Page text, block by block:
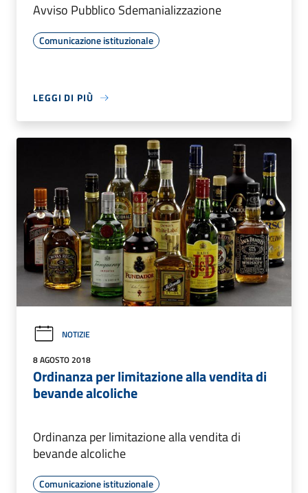
Avviso Pubblico Sdemanializzazione
Comunicazione istituzionale
LEGGI DI PIÙ
NOTIZIE
8 AGOSTO 2018
Ordinanza per limitazione alla vendita di
bevande alcoliche
Ordinanza per limitazione alla vendita di
bevande alcoliche
Comunicazione istituzionale